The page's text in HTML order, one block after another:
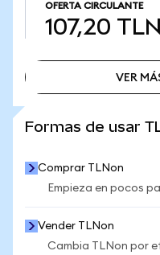
OFERTA CIRCULANTE
107,20
VER
Formas de usar
Comprar TLNon
Empieza en pocos
Vender TLNon
Cambia TLNon por